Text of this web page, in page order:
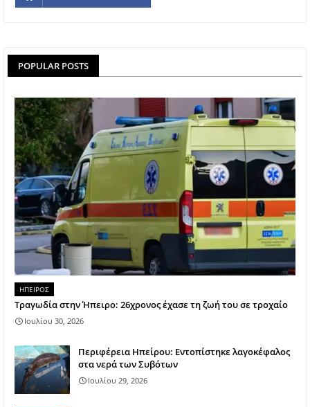
POPULAR POSTS
ΗΠΕΙΡΟΣ
Τραγωδία στην Ήπειρο: 26χρονος έχασε τη ζωή του σε τροχαίο
Ιουλίου 30, 2026
Περιφέρεια Ηπείρου: Εντοπίστηκε λαγοκέφαλος
στα νερά των Συβότων
Ιουλίου 29, 2026